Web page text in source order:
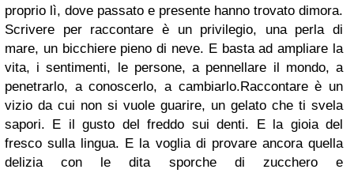
proprio lì, dove passato e presente hanno trovato dimora.
Scrivere per raccontare è un privilegio, una perla di
mare, un bicchiere pieno di neve. E basta ad ampliare la
vita, i sentimenti, le persone, a pennellare il mondo, a
penetrarlo, a conoscerlo, a cambiarlo.Raccontare è un
vizio da cui non si vuole guarire, un gelato che ti svela
sapori. E il gusto del freddo sui denti. E la gioia del
fresco sulla lingua. E la voglia di provare ancora quella
delizia con le dita sporche di zucchero e